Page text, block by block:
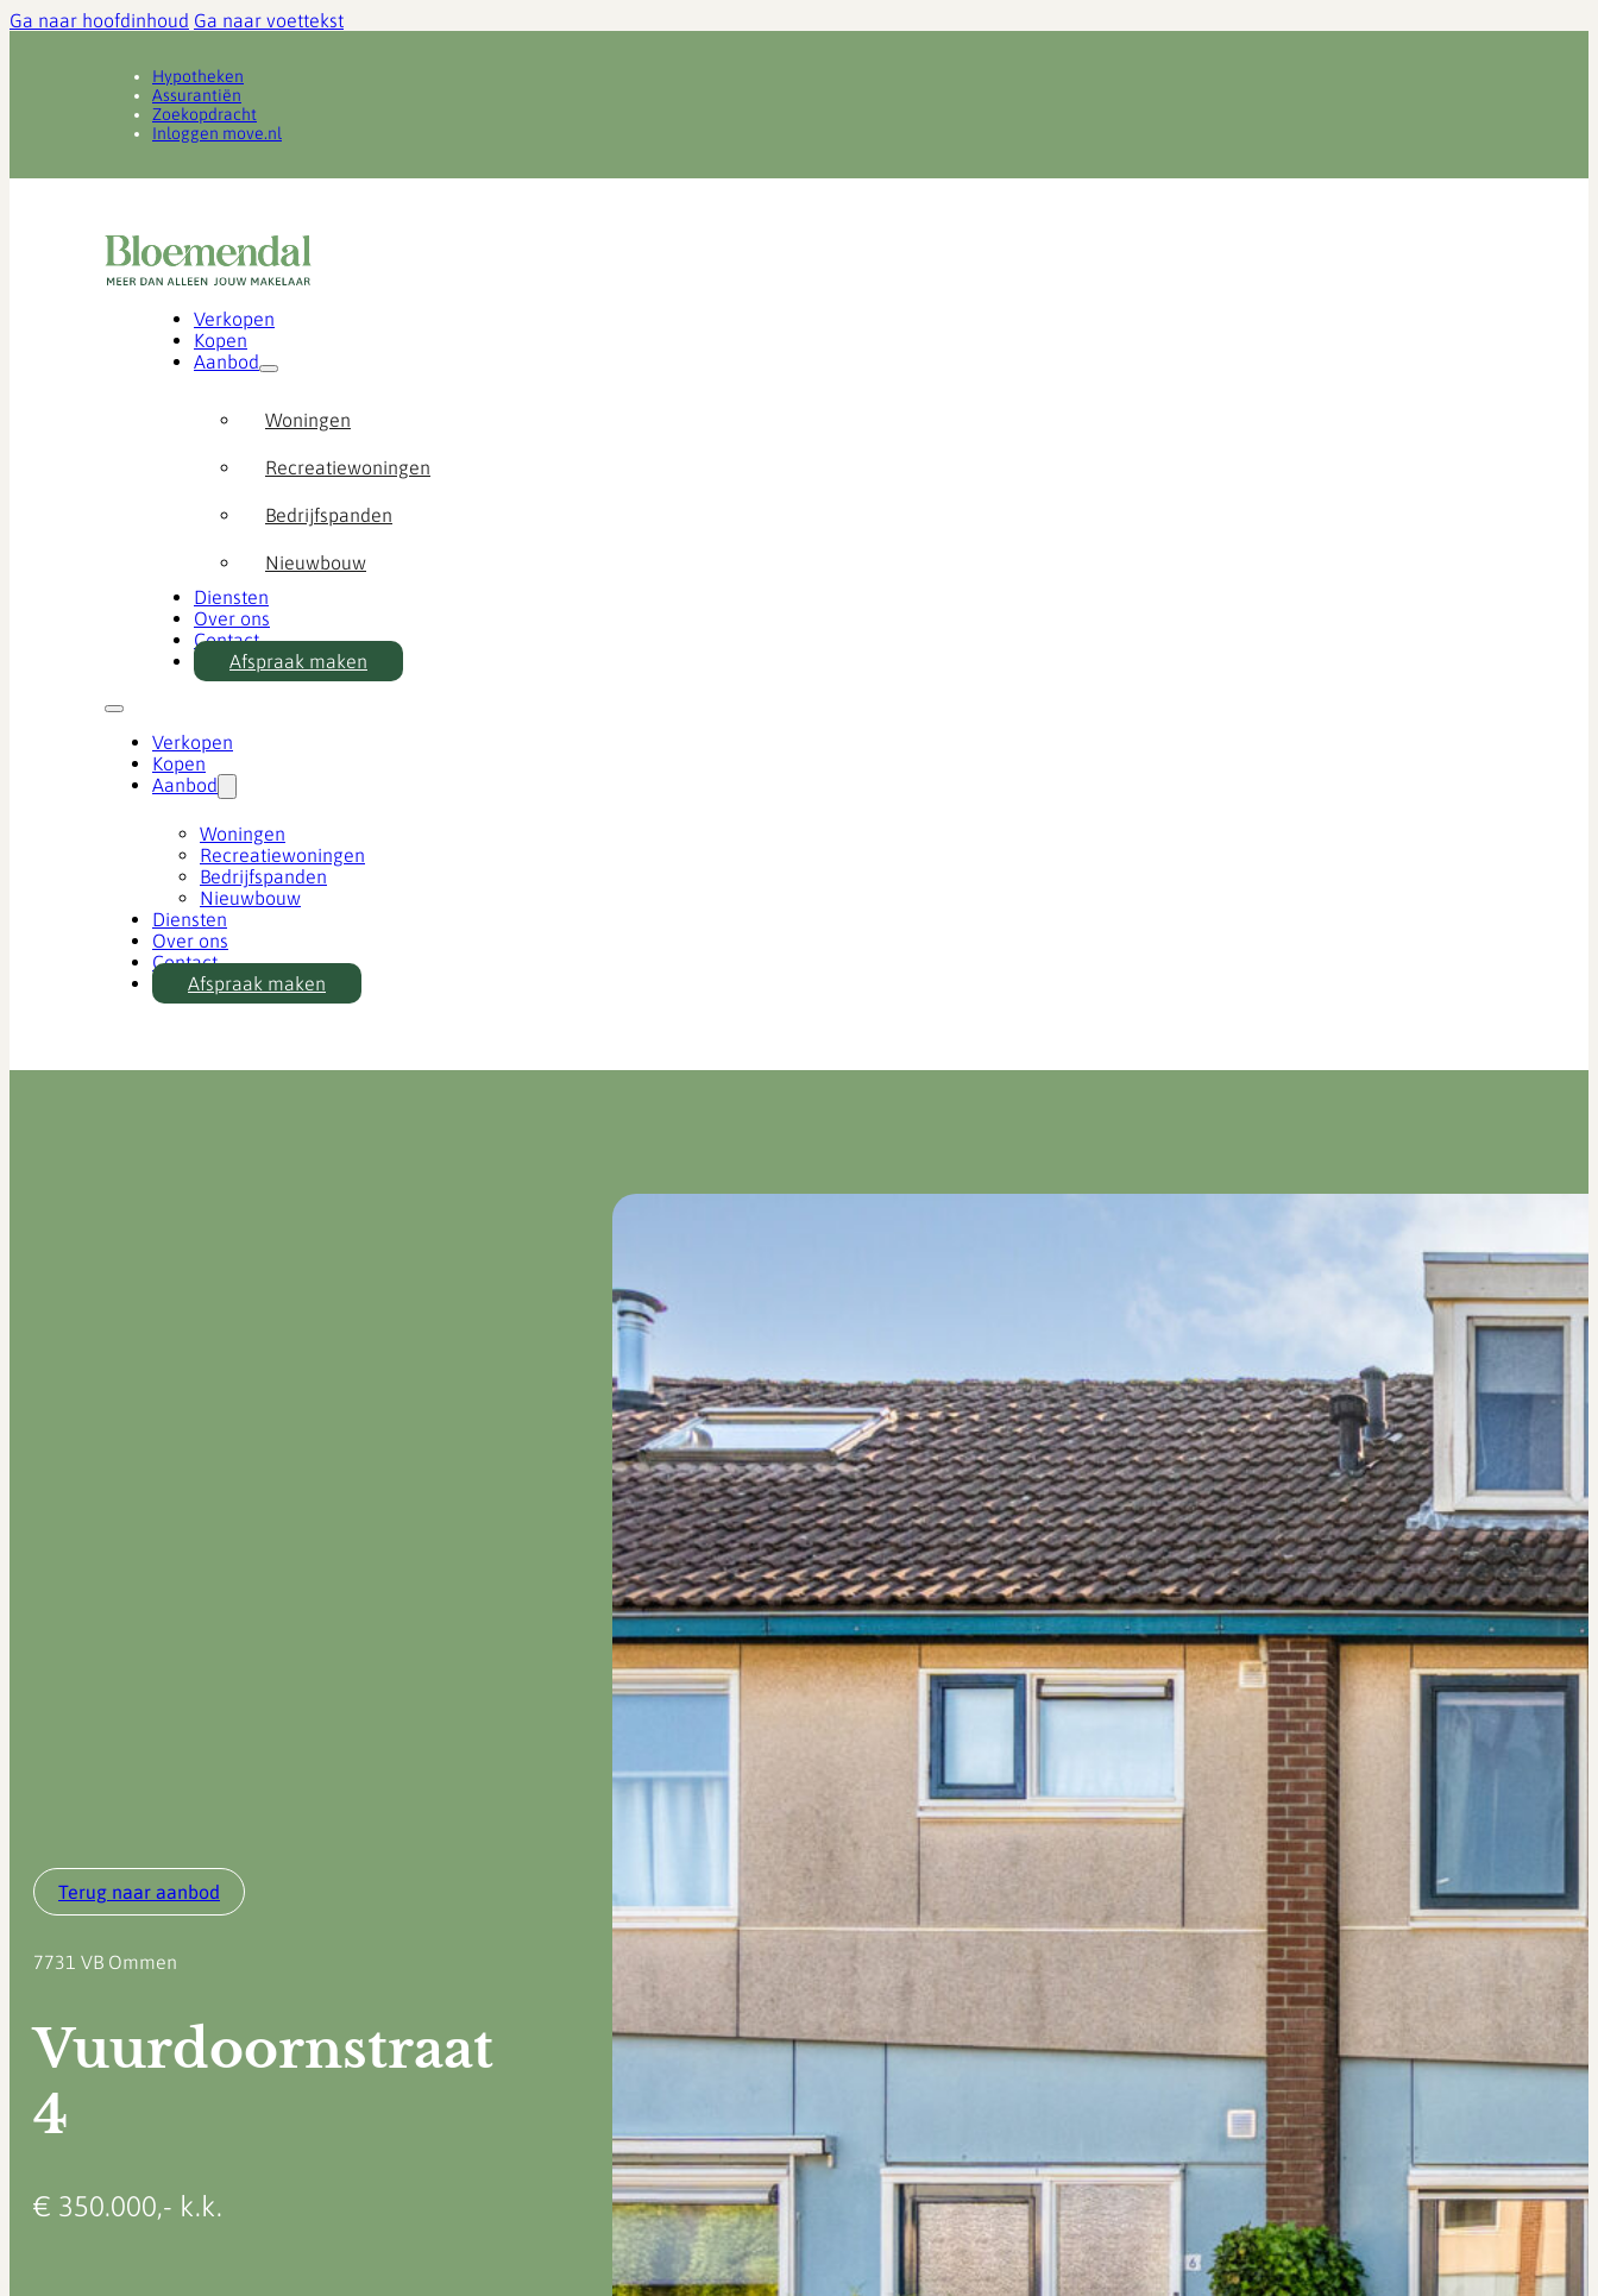
Ga naar hoofdinhoud Ga naar voettekst
Hypotheken
Assurantiën
Zoekopdracht
Inloggen move.nl
Verkopen
Kopen
Aanbod
Woningen
Recreatiewoningen
Bedrijfspanden
Nieuwbouw
Diensten
Over ons
Contact
Afspraak maken
Verkopen
Kopen
Aanbod
Woningen
Recreatiewoningen
Bedrijfspanden
Nieuwbouw
Diensten
Over ons
Contact
Afspraak maken
Terug naar aanbod
7731 VB Ommen
Vuurdoornstraat
4
€ 350.000,- k.k.